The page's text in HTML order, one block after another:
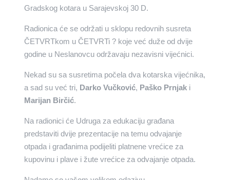
Gradskog kotara u Sarajevskoj 30 D.
Radionica će se održati u sklopu redovnih susreta
ČETVRTkom u ČETVRTi ? koje već duže od dvije
godine u Neslanovcu održavaju nezavisni vijećnici.
Nekad su sa susretima počela dva kotarska vijećnika,
a sad su već tri, Darko Vučković, Paško Prnjaki
Marijan Birčić.
Na radionici će Udruga za edukaciju građana
predstaviti dvije prezentacije na temu odvajanje
otpada i građanima podijeliti platnene vrećice za
kupovinu i plave i žute vrećice za odvajanje otpada.